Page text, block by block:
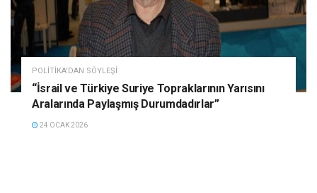
POLITIKA'DAN SÖYLEŞI
“İsrail ve Türkiye Suriye Topraklarının Yarısını
Aralarında Paylaşmış Durumdadırlar”
24 OCAK 2026